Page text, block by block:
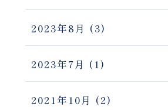
2023年8月 (3)
2023年7月 (1)
2021年10月 (2)